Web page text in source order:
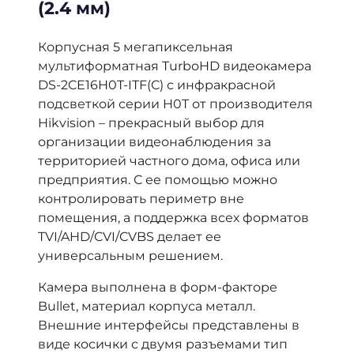
(2.4 мм)
Корпусная 5 мегапиксельная
мультиформатная TurboHD видеокамера
DS-2CE16H0T-ITF(C) с инфракрасной
подсветкой серии H0T от производителя
Hikvision – прекрасный выбор для
организации видеонаблюдения за
территорией частного дома, офиса или
предприятия. С ее помощью можно
контролировать периметр вне
помещения, а поддержка всех форматов
TVI/AHD/CVI/CVBS делает ее
универсальным решением.
Камера выполнена в форм-факторе
Bullet, материал корпуса металл.
Внешние интерфейсы представлены в
виде косички с двумя разъемами тип